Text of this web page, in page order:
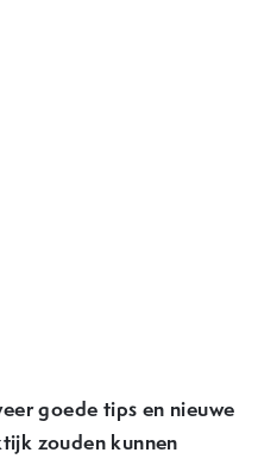
goede tips en nieuwe
zouden kunnen